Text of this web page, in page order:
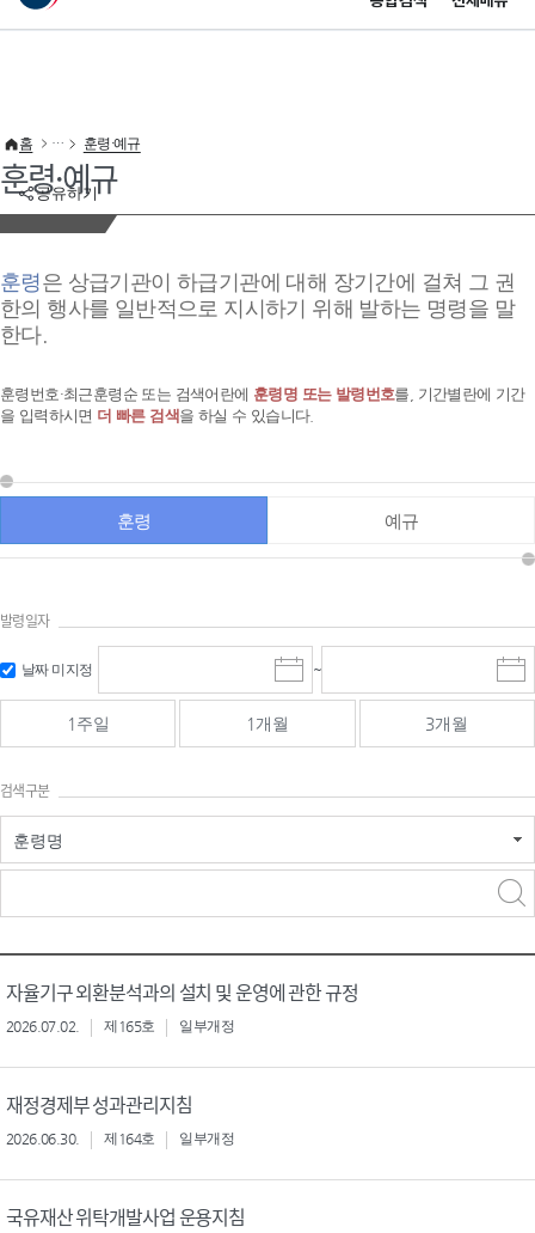
이 누리집은 대한민국 공식 전자정부 누리집입니다.
공유하기
홈 훈령·예규
훈령·예규
훈령은 상급기관이 하급기관에 대해 장기간에 걸쳐 그 권
한의 행사를 일반적으로 지시하기 위해 발하는 명령을 말
한다.
훈령번호·최근훈령순 또는 검색어란에 훈령명 또는 발령번호를, 기간별란에 기간
을 입력하시면 더 빠른 검색 을 하실 수 있습니다.
훈령 예규
발령일자
날짜 미지정
시
작
일
선
~
마
감
선
1주일 1개월 3개월
검색구분
훈령명
자율기구 외환분석과의 설치 및 운영에 관한 규정
2026.07.02. 제165호 일부개정
재정경제부 성과관리지침
2026.06.30. 제164호 일부개정
국유재산 위탁개발사업 운용지침